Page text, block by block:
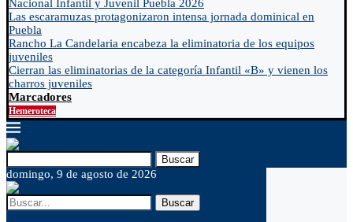
Nacional Infantil y Juvenil Puebla 2026
Las escaramuzas protagonizaron intensa jornada dominical en
Puebla
Rancho La Candelaria encabeza la eliminatoria de los equipos
juveniles
Cierran las eliminatorias de la categoría Infantil «B» y vienen los
charros juveniles
Marcadores
Hemeroteca
Buscar
domingo, 9 de agosto de 2026
Buscar